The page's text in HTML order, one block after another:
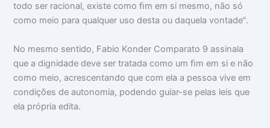
todo ser racional, existe como ﬁm em si mesmo, não só
como meio para qualquer uso desta ou daquela vontade”.
No mesmo sentido, Fabio Konder Comparato 9 assinala
que a dignidade deve ser tratada como um ﬁm em si e não
como meio, acrescentando que com ela a pessoa vive em
condições de autonomia, podendo guiar-se pelas leis que
ela própria edita.